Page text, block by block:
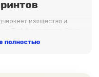
изящество и
для пошива одежды и
полностью